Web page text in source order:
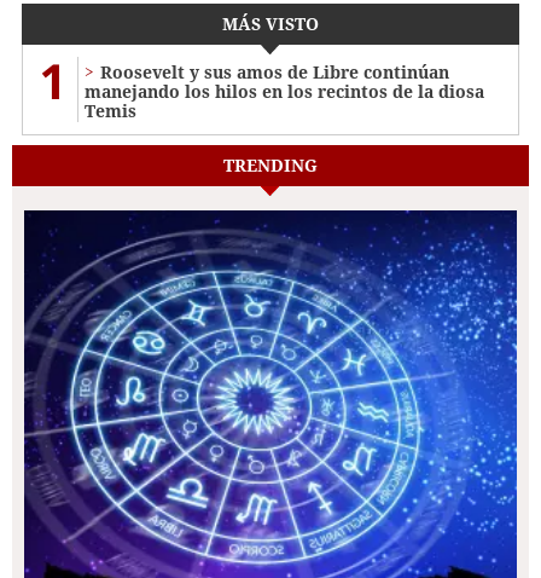
MÁS VISTO
1
Roosevelt y sus amos de Libre continúan
manejando los hilos en los recintos de la diosa
Temis
TRENDING